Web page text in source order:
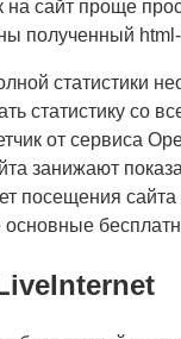
на сайт проще
полученный
статистики
статистику со
от сервиса
занижают
посещения